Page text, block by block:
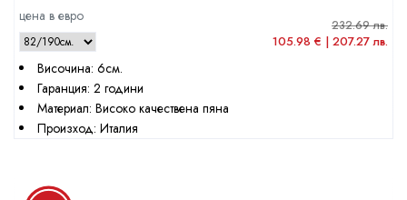
цена в евро
232.69 лв.
105.98 € | 207.27 лв.
Височина: 6см.
Гаранция: 2 години
Материал: Високо качествена пяна
Произход: Италия